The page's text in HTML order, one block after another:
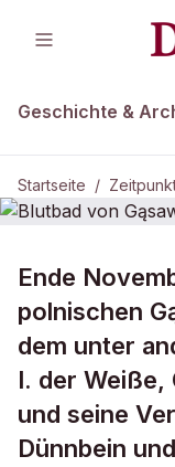
Geschichte &
Startseite /
Blutbad von
Ende
polnischen
dem unter
I. der
und seine
Dünnbein